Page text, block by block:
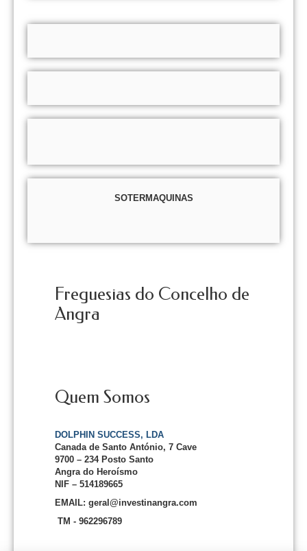
SOTERMAQUINAS
Freguesias do Concelho de
Angra
Quem Somos
DOLPHIN SUCCESS, LDA
Canada de Santo António, 7 Cave
9700 – 234 Posto Santo
Angra do Heroísmo
NIF – 514189665
EMAIL: geral@investinangra.com
TM - 962296789